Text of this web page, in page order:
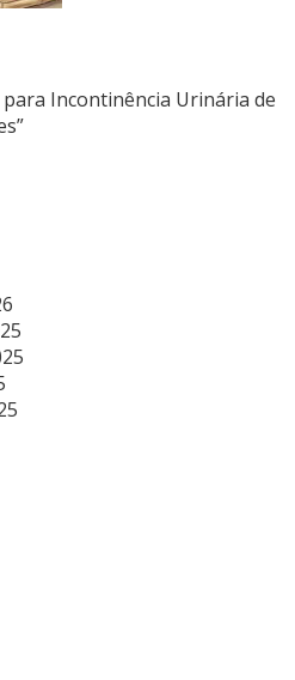
Incontinência Urinária de